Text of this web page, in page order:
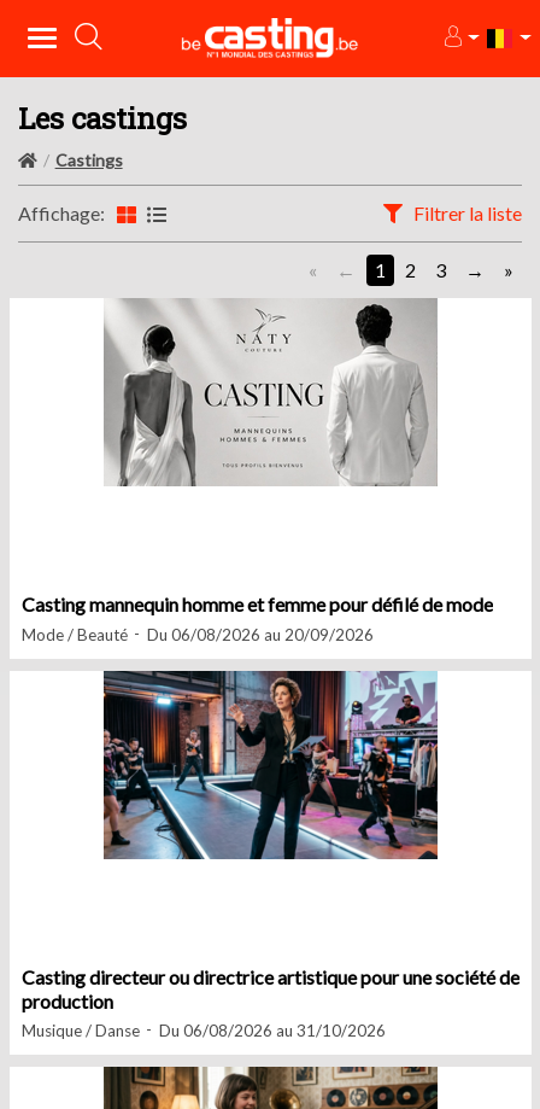
Les castings
Castings
Affichage: Filtrer la liste
« 1 2 3 »
Casting mannequin homme et femme pour défilé de mode
Mode / Beauté Du 06/08/2026 au 20/09/2026
Casting directeur ou directrice artistique pour une société de
production
Musique / Danse Du 06/08/2026 au 31/10/2026